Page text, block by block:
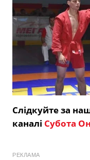
Слідкуйте за
каналі Субота
РЕКЛАМА